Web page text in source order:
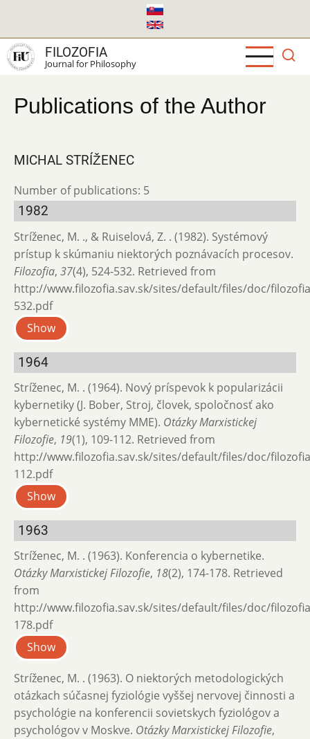
main
content
FILOZOFIA
Journal for Philosophy
Publications of the Author
MICHAL STRÍŽENEC
Number of publications: 5
1982
Stríženec, M. ., & Ruiselová, Z. . (1982). Systémový
prístup k skúmaniu niektorých poznávacích procesov.
Filozofia, 37(4), 524-532. Retrieved from
http://www.filozofia.sav.sk/sites/default/files/doc/
532.pdf
Show
1964
Stríženec, M. . (1964). Nový príspevok k popularizácii
kybernetiky (J. Bober, Stroj, človek, spoločnosť ako
kybernetické systémy MME). Otázky Marxistickej
Filozofie, 19(1), 109-112. Retrieved from
http://www.filozofia.sav.sk/sites/default/files/doc/
112.pdf
Show
1963
Stríženec, M. . (1963). Konferencia o kybernetike.
Otázky Marxistickej Filozofie, 18(2), 174-178. Retrieved
from
http://www.filozofia.sav.sk/sites/default/files/doc/
178.pdf
Show
Stríženec, M. . (1963). O niektorých metodologických
otázkach súčasnej fyziológie vyššej ner­vovej činnosti a
psychológie na konferencii sovietskych fyziológov a
psychológov v Moskve. Otázky Marxistickej Filozofie,